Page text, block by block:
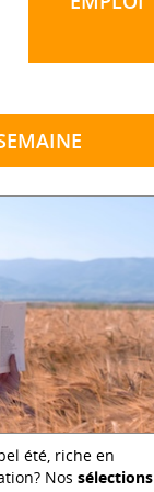
été, riche en
Nos sélections